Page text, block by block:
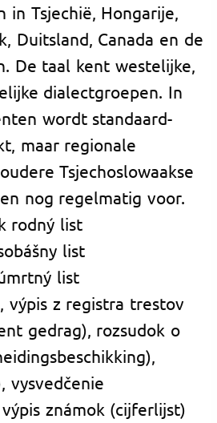
in Tsjechië, Hongarije,
Duitsland, Canada en de
De taal kent westelijke,
dialectgroepen. In
wordt standaard-
maar regionale
Tsjechoslowaakse
nog regelmatig voor.
rodný list
list
list
výpis z registra trestov
gedrag), rozsudok o
vysvedčenie
známok (cijferlijst)